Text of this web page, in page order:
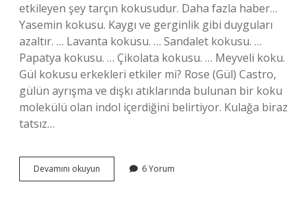
etkileyen şey tarçın kokusudur. Daha fazla haber…
Yasemin kokusu. Kaygı ve gerginlik gibi duyguları
azaltır. … Lavanta kokusu. … Sandalet kokusu. …
Papatya kokusu. … Çikolata kokusu. … Meyveli koku.
Gül kokusu erkekleri etkiler mi? Rose (Gül) Castro,
gülün ayrışma ve dışkı atıklarında bulunan bir koku
molekülü olan indol içerdiğini belirtiyor. Kulağa biraz
tatsız…
Devamını okuyun Erkekler
Çiçek
6 Yorum